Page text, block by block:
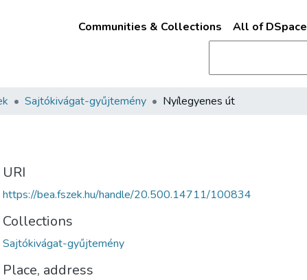
Communities & Collections All of DSpace
Sajtókivágat-gyűjtemény Nyílegyenes út
URI
https://bea.fszek.hu/handle/20.500.14711/100834
Collections
Sajtókivágat-gyűjtemény
Place, address